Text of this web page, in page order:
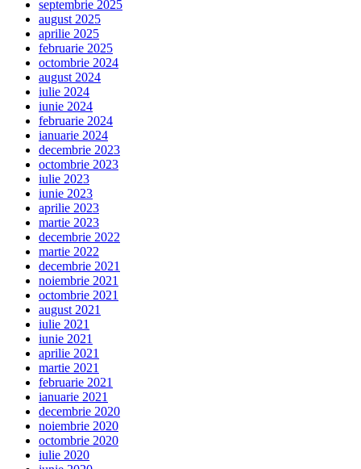
septembrie 2025
august 2025
aprilie 2025
februarie 2025
octombrie 2024
august 2024
iulie 2024
iunie 2024
februarie 2024
ianuarie 2024
decembrie 2023
octombrie 2023
iulie 2023
iunie 2023
aprilie 2023
martie 2023
decembrie 2022
martie 2022
decembrie 2021
noiembrie 2021
octombrie 2021
august 2021
iulie 2021
iunie 2021
aprilie 2021
martie 2021
februarie 2021
ianuarie 2021
decembrie 2020
noiembrie 2020
octombrie 2020
iulie 2020